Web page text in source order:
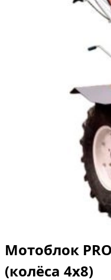
Мотоблок
(колёса 4х8)